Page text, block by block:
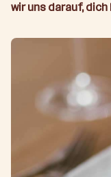
wir uns darauf, dich